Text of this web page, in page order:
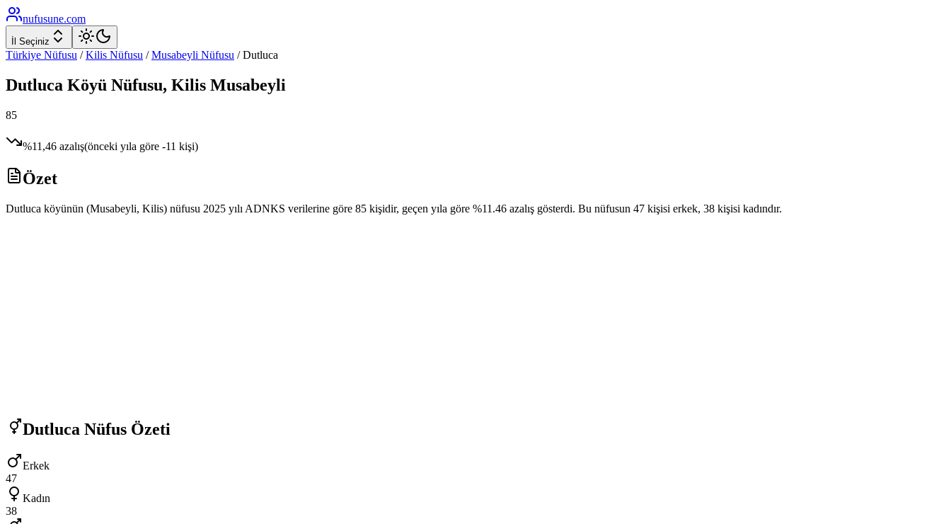
nufusune.com
İl Seçiniz
Türkiye Nüfusu / Kilis Nüfusu / Musabeyli Nüfusu /Dutluca
Dutluca Köyü Nüfusu, Kilis Musabeyli
85
%11,46 azalış(önceki yıla göre -11 kişi)
Özet
Dutluca köyünün (Musabeyli, Kilis) nüfusu 2025 yılı ADNKS verilerine göre 85 kişidir, geçen yıla göre %11.46 azalış gösterdi. Bu nüfusun 47 kişisi erkek, 38 kişisi kadındır.
Dutluca Nüfus Özeti
Erkek
47
Kadın
38